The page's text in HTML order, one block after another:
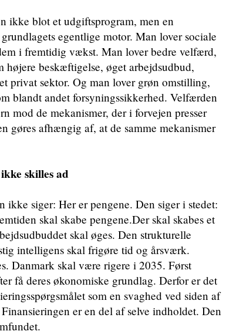
ikke blot et udgiftsprogram, men en
egentlige motor. Man lover sociale
i fremtidig vækst. Man lover bedre velfærd,
højere beskæftigelse, øget arbejdsudbud,
privat sektor. Og man lover grøn omstilling,
blandt andet forsyningssikkerhed. Velfærden
mod de mekanismer, der i forvejen presser
gøres afhængig af, at de samme mekanismer
skilles ad
ikke siger: Her er pengene. Den siger i stedet:
skal skabe pengene.Der skal skabes et
skal øges. Den strukturelle
intelligens skal frigøre tid og årsværk.
Danmark skal være rigere i 2035. Først
få deres økonomiske grundlag. Derfor er det
som en svaghed ved siden af
er en del af selve indholdet. Den